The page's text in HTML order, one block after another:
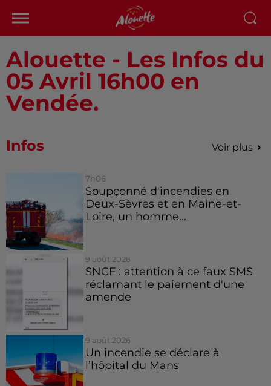
Alouette - Les Infos du
05 Avril 16h00 en
Vendée.
Infos Voir plus
7h06
Soupçonné d'incendies en
Deux-Sèvres et en Maine-et-
Loire, un homme...
9 août 2026
SNCF : attention à ce faux SMS
réclamant le paiement d'une
amende
9 août 2026
Un incendie se déclare à
l’hôpital du Mans